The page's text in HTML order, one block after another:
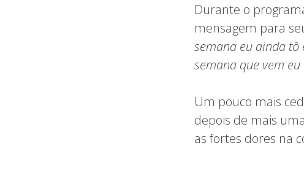
Durante o
mensagem para
semana eu ainda
semana que vem eu
Um pouco mais
depois de mais
as fortes dores na